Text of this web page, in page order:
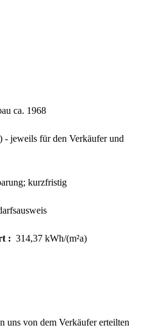
ca. 1968
jeweils für den Verkäufer und
kurzfristig
: 314,37 kWh/(m²a)
uns von dem Verkäufer erteilten